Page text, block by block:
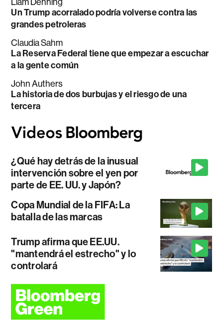
Liam Denning
Un Trump acorralado podría volverse contra las
grandes petroleras
Claudia Sahm
La Reserva Federal tiene que empezar a escuchar
a la gente común
John Authers
La historia de dos burbujas y el riesgo de una
tercera
¿Qué hay detrás de la inusual
intervención sobre el yen por
parte de EE. UU. y Japón?
Copa Mundial de la FIFA: La
batalla de las marcas
Trump afirma que EE.UU.
"mantendrá el estrecho" y lo
controlará